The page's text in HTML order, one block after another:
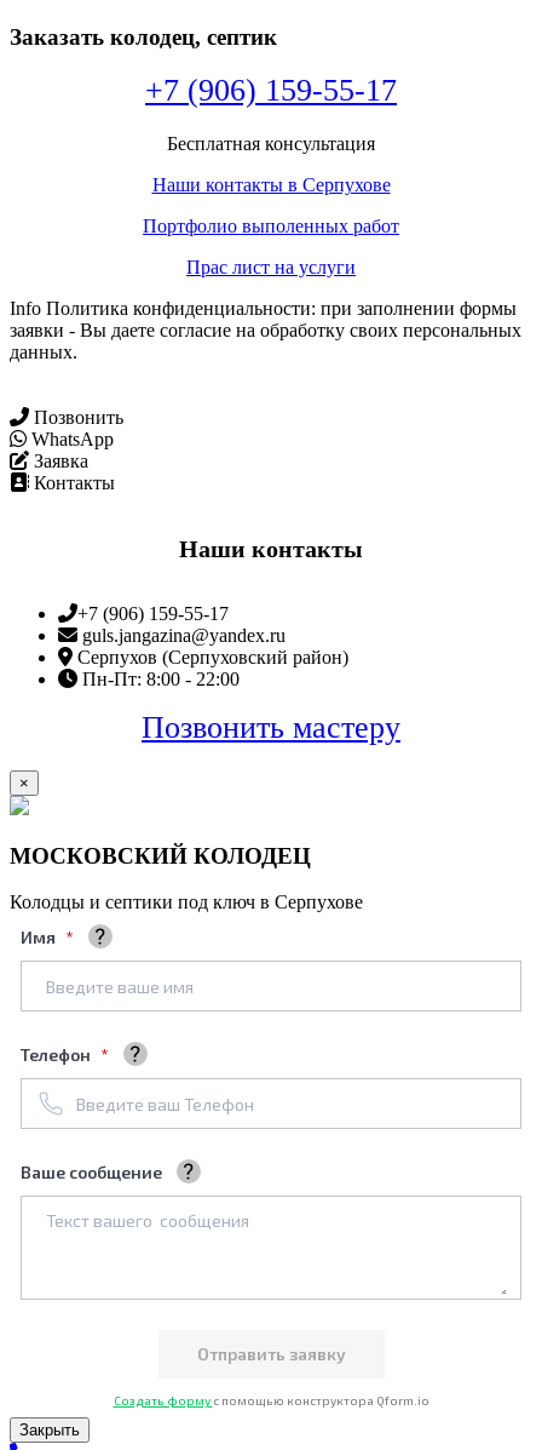
Заказать колодец, септик
+7 (906) 159-55-17
Бесплатная консультация
Наши контакты в Серпухове
Портфолио выполенных работ
Прас лист на услуги
Info Политика конфиденциальности: при заполнении формы
заявки - Вы даете согласие на обработку своих персональных
данных.
Позвонить
WhatsApp
Заявка
Контакты
Наши контакты
+7 (906) 159-55-17
guls.jangazina@yandex.ru
Серпухов (Серпуховский район)
Пн-Пт: 8:00 - 22:00
Позвонить мастеру
×
МОСКОВСКИЙ КОЛОДЕЦ
Колодцы и септики под ключ в Серпухове
Имя
Телефон
Ваше сообщение
Мы обязательно его рассмотрим
Создать форму с помощью конструктора Qform.io
Закрыть